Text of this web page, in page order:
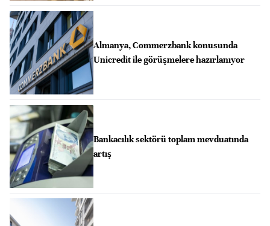
Almanya, Commerzbank konusunda
Unicredit ile görüşmelere hazırlanıyor
Bankacılık sektörü toplam mevduatında
artış